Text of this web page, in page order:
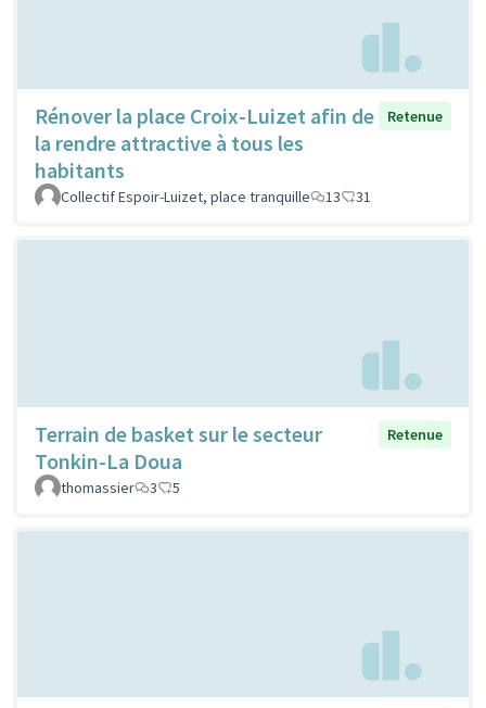
Rénover la place Croix-Luizet afin de
la rendre attractive à tous les
habitants
Retenue
Collectif Espoir-Luizet, place tranquille 13 31
Terrain de basket sur le secteur
Tonkin-La Doua
Retenue
thomassier 3 5